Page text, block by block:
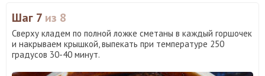
Шаг 7 из 8
Сверху кладем по полной ложке сметаны в каждый горшочек
и накрываем крышкой, выпекать при температуре 250
градусов 30-40 минут.